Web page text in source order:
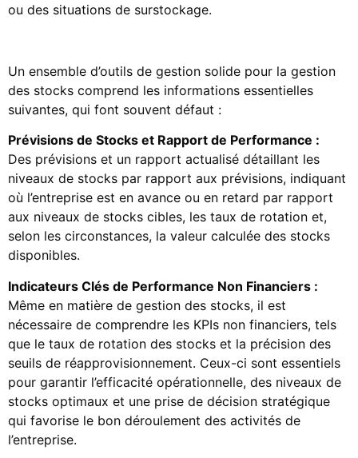
ou des situations de surstockage.
Un ensemble d’outils de gestion solide pour la gestion
des stocks comprend les informations essentielles
suivantes, qui font souvent défaut :
Prévisions de Stocks et Rapport de Performance :
Des prévisions et un rapport actualisé détaillant les
niveaux de stocks par rapport aux prévisions, indiquant
où l’entreprise est en avance ou en retard par rapport
aux niveaux de stocks cibles, les taux de rotation et,
selon les circonstances, la valeur calculée des stocks
disponibles.
Indicateurs Clés de Performance Non Financiers :
Même en matière de gestion des stocks, il est
nécessaire de comprendre les KPIs non financiers, tels
que le taux de rotation des stocks et la précision des
seuils de réapprovisionnement. Ceux-ci sont essentiels
pour garantir l’efficacité opérationnelle, des niveaux de
stocks optimaux et une prise de décision stratégique
qui favorise le bon déroulement des activités de
l’entreprise.